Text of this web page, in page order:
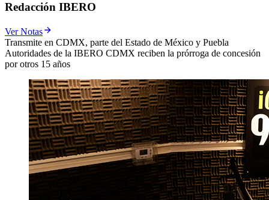
Redacción IBERO
Ver Notas
Transmite en CDMX, parte del Estado de México y Puebla
Autoridades de la IBERO CDMX reciben la prórroga de concesión
por otros 15 años